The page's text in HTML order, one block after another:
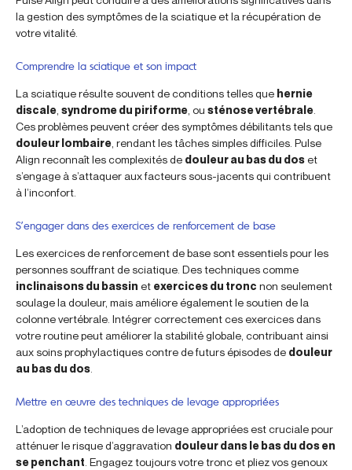
la gestion des symptômes de la sciatique et la récupération de
votre vitalité.
Comprendre la sciatique et son impact
La sciatique résulte souvent de conditions telles que hernie
discale syndrome du piriforme , ou sténose vertébrale
Ces problèmes peuvent créer des symptômes débilitants tels que
douleur lombaire , rendant les tâches simples difficiles. Pulse
Align reconnaît les complexités de douleur au bas du doset
s’engage à s’attaquer aux facteurs sous-jacents qui contribuent
à l’inconfort.
S’engager dans des exercices de renforcement de base
Les exercices de renforcement de base sont essentiels pour les
personnes souffrant de sciatique. Des techniques comme
inclinaisons du bassin et exercices du tronc non seulement
soulage la douleur, mais améliore également le soutien de la
colonne vertébrale. Intégrer correctement ces exercices dans
votre routine peut améliorer la stabilité globale, contribuant ainsi
aux soins prophylactiques contre de futurs épisodes de douleur
au bas du dos
Mettre en œuvre des techniques de levage appropriées
L’adoption de techniques de levage appropriées est cruciale pour
atténuer le risque d’aggravation douleur dans le bas du dos en
se penchant . Engagez toujours votre tronc et pliez vos genoux